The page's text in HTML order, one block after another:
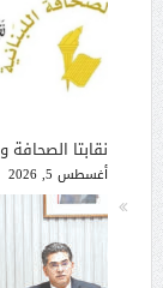
نقابتا
أغسطس 5, 2026